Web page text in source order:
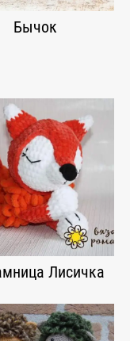
Бычок
Лисичка